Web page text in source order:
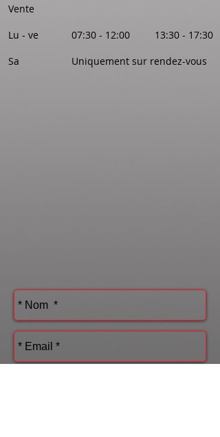
Vente
Lu - ve 07:30 - 12:00 13:30 - 17:30
Sa Uniquement sur rendez-vous